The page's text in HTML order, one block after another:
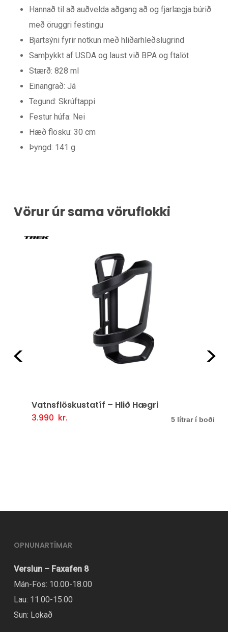
Hannað til að auðvelda aðgang að og fjarlægja búrið
með öruggri festingu
Bjartsýni fyrir notkun með hliðarhleðslugrind
Samþykkt af USDA og laust við BPA og ftalöt
Stærð: 828 ml
Einangrað: Já
Tegund: Skrúftappi
Festur húfa: Nei
Hæð flösku: 30 cm
Þyngd: 141 g
Vörur úr sama vöruflokki
Vatnsflöskustatíf – Hlið Hægri
5 lítrar í boði
3.990kr.
Valmöguleikarar
mörgum
OPNUNARTÍMAR
Verslun – Faxafen 8
Mán-Fös: 10.00-18.00
Lau: 11.00-15.00
Sun: Lokað